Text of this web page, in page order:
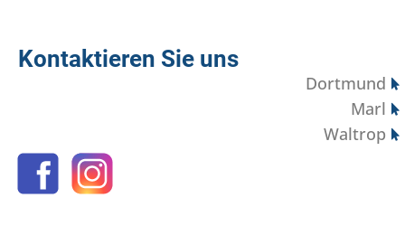
Kontaktieren Sie uns
Dortmund
Marl
Waltrop